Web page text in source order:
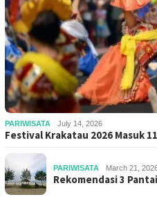
PARIWISATA July 14, 2026
Festival Krakatau 2026 Masuk
PARIWISATA March 21,
Rekomendasi 3